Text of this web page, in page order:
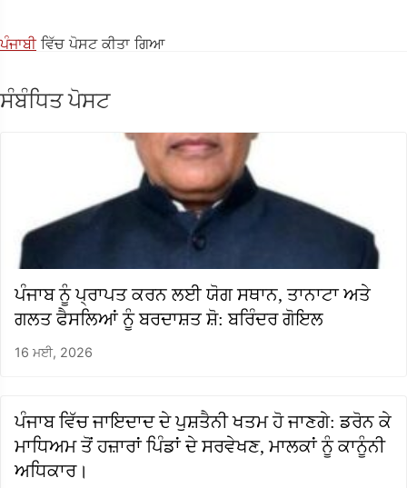
ਪੰਜਾਬੀਵਿੱਚ ਪੋਸਟ ਕੀਤਾ ਗਿਆ
ਸੰਬੰਧਿਤ ਪੋਸਟ
ਪੰਜਾਬ ਨੂੰ ਪ੍ਰਾਪਤ ਕਰਨ ਲਈ ਯੋਗ ਸਥਾਨ, ਤਾਨਾਟਾ ਅਤੇ
ਗਲਤ ਫੈਸਲਿਆਂ ਨੂੰ ਬਰਦਾਸ਼ਤ ਸ਼ੋ: ਬਰਿੰਦਰ ਗੋਇਲ
16 ਮਈ, 2026
ਪੰਜਾਬ ਵਿੱਚ ਜਾਇਦਾਦ ਦੇ ਪੁਸ਼ਤੈਨੀ ਖਤਮ ਹੋ ਜਾਣਗੇ: ਡਰੋਨ ਕੇ
ਮਾਧਿਅਮ ਤੋਂ ਹਜ਼ਾਰਾਂ ਪਿੰਡਾਂ ਦੇ ਸਰਵੇਖਣ, ਮਾਲਕਾਂ ਨੂੰ ਕਾਨੂੰਨੀ
ਅਧਿਕਾਰ।